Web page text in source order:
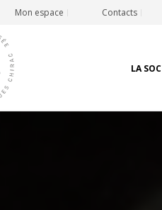
Mon espace Contacts
LA